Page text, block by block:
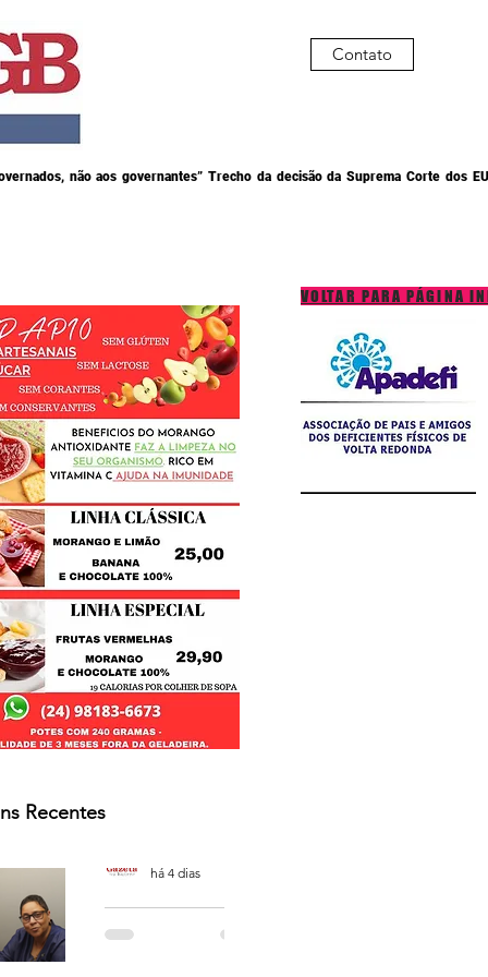
não aos governantes” Trecho da decisão da Suprema Corte dos
Contato
VOLTAR PARA PÁGINA
Recentes
PODCAST
'CAFÉ
há 4 dias